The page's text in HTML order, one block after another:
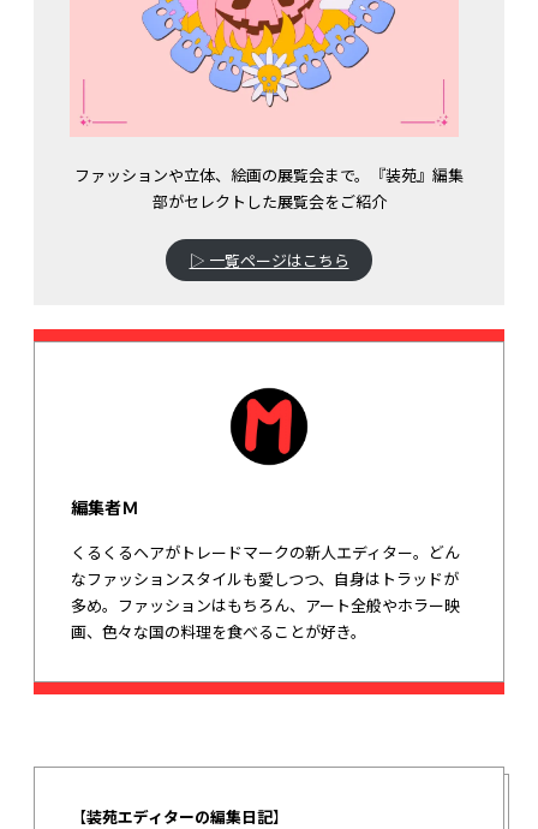
ファッションや立体、絵画の展覧会まで。『装苑』編集
部がセレクトした展覧会をご紹介
▷ 一覧ページはこちら
編集者Ｍ
くるくるヘアがトレードマークの新人エディター。どん
なファッションスタイルも愛しつつ、自身はトラッドが
多め。ファッションはもちろん、アート全般やホラー映
画、色々な国の料理を食べることが好き。
【装苑エディターの編集日記】